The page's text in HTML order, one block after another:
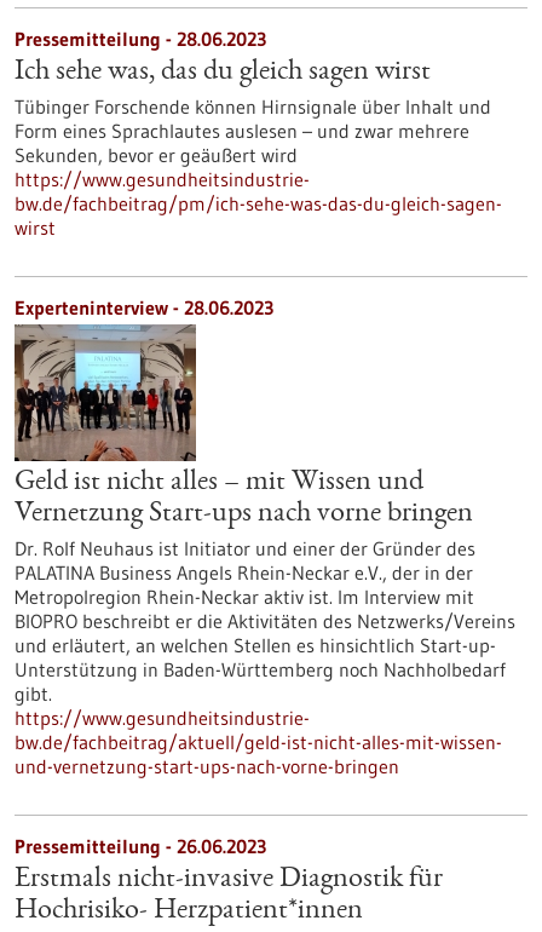
Pressemitteilung - 28.06.2023
Ich sehe was, das du gleich sagen wirst
Tübinger Forschende können Hirnsignale über Inhalt und
Form eines Sprachlautes auslesen – und zwar mehrere
Sekunden, bevor er geäußert wird
https://www.gesundheitsindustrie-
bw.de/fachbeitrag/pm/ich-sehe-was-das-du-gleich-sagen-
wirst
Experteninterview - 28.06.2023
Geld ist nicht alles – mit Wissen und
Vernetzung Start-ups nach vorne bringen
Dr. Rolf Neuhaus ist Initiator und einer der Gründer des
PALATINA Business Angels Rhein-Neckar e.V., der in der
Metropolregion Rhein-Neckar aktiv ist. Im Interview mit
BIOPRO beschreibt er die Aktivitäten des Netzwerks/Vereins
und erläutert, an welchen Stellen es hinsichtlich Start-up-
Unterstützung in Baden-Württemberg noch Nachholbedarf
gibt.
https://www.gesundheitsindustrie-
bw.de/fachbeitrag/aktuell/geld-ist-nicht-alles-mit-wissen-
und-vernetzung-start-ups-nach-vorne-bringen
Pressemitteilung - 26.06.2023
Erstmals nicht-invasive Diagnostik für
Hochrisiko- Herzpatient*innen